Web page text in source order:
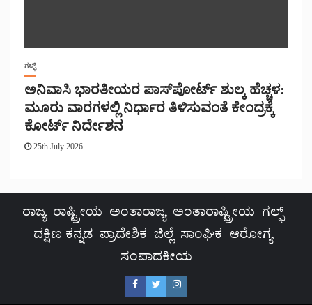
ಗಲ್ಫ್
ಅನಿವಾಸಿ ಭಾರತೀಯರ ಪಾಸ್‌ಪೋರ್ಟ್ ಶುಲ್ಕ ಹೆಚ್ಚಳ:
ಮೂರು ವಾರಗಳಲ್ಲಿ ನಿರ್ಧಾರ ತಿಳಿಸುವಂತೆ ಕೇಂದ್ರಕ್ಕೆ
ಕೋರ್ಟ್ ನಿರ್ದೇಶನ
25th July 2026
ರಾಜ್ಯ ರಾಷ್ಟ್ರೀಯ ಅಂತಾರಾಜ್ಯ ಅಂತಾರಾಷ್ಟ್ರೀಯ ಗಲ್ಫ್
ದಕ್ಷಿಣ ಕನ್ನಡ ಪ್ರಾದೇಶಿಕ ಜಿಲ್ಲೆ ಸಾಂಘಿಕ ಆರೋಗ್ಯ
ಸಂಪಾದಕೀಯ